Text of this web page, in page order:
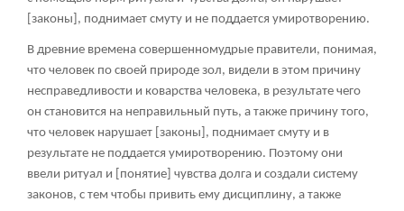
[законы], поднимает смуту и не поддается умиротворению.
В древние времена совершенномудрые правители, понимая,
что человек по своей природе зол, видели в этом причину
несправедливости и коварства человека, в результате чего
он становится на неправильный путь, а также причину того,
что человек нарушает [законы], поднимает смуту и в
результате не поддается умиротворению. Поэтому они
ввели ритуал и [понятие] чувства долга и создали систему
законов, с тем чтобы привить ему дисциплину, а также